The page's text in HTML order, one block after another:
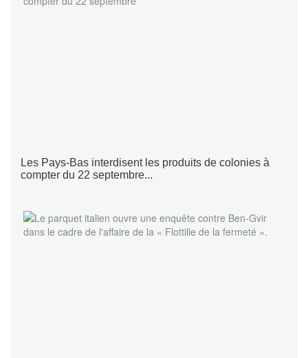
Les Pays-Bas interdisent les produits de colonies à
compter du 22 septembre...